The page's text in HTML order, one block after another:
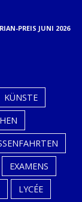
PREIS JUNI 2026
KÜNSTE
EXAMENS
LYCÉE